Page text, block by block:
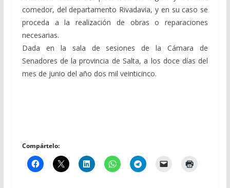
comedor, del departamento Rivadavia, y en su caso se
proceda a la realización de obras o reparaciones
necesarias.
Dada en la sala de sesiones de la Cámara de
Senadores de la provincia de Salta, a los doce días del
mes de junio del año dos mil veinticinco.
Compártelo: